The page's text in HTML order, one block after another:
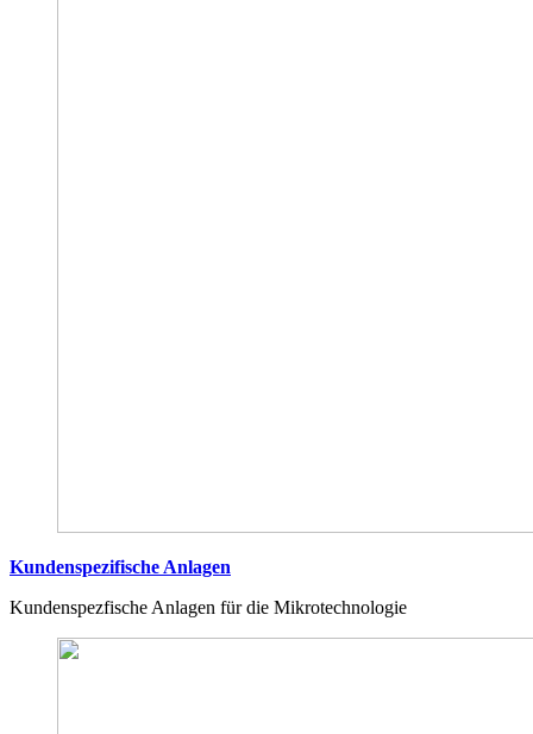
Kundenspezifische Anlagen
Kundenspezfische Anlagen für die Mikrotechnologie